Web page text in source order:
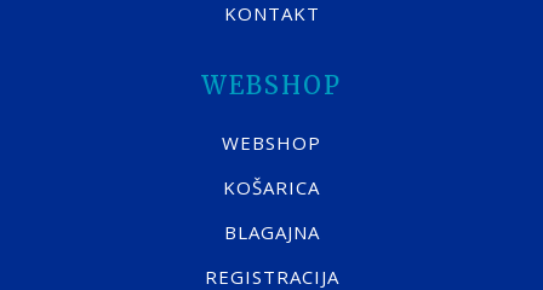
KONTAKT
WEBSHOP
WEBSHOP
KOŠARICA
BLAGAJNA
REGISTRACIJA